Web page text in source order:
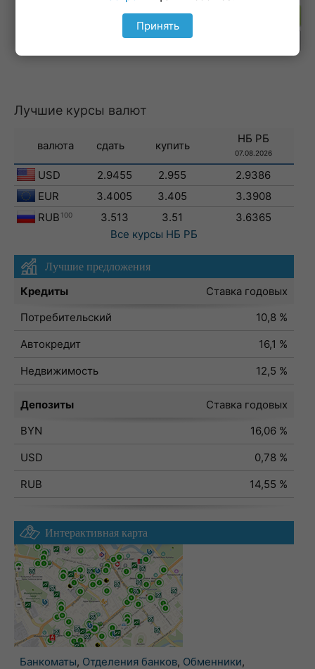
Подпишитесь на рассылку
Лучшие курсы валют
валюта сдать купить
НБ РБ
07.08.2026
USD 2.9455 2.955
2.9386
EUR
3.4005 3.405
3.3908
RUB 100 3.513 3.51
3.6365
Все курсы НБ РБ
Лучшие предложения
Кредиты
Ставка годовых
Потребительский
10,8 %
Автокредит
16,1 %
Недвижимость
12,5 %
Депозиты
Ставка годовых
BYN
16,06 %
USD
0,78 %
RUB
14,55 %
Интерактивная карта
Банкоматы, Отделения банков, Обменники,
Принять